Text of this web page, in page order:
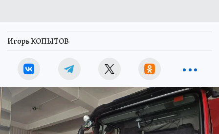
Игорь КОПЫТОВ